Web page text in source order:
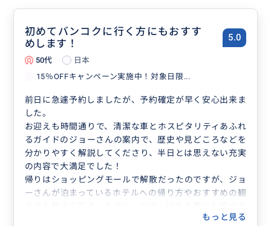
初めてバンコクに行く方にもおすす
めします！
5.0
50代
日本
15％OFFキャンペーン実施中！対象日限...
前日に急遽予約しましたが、予約確定が早く安心出来ま
した。
お迎えも時間通りで、清潔な車とホスピタリティあふれ
るガイドのジョーさんの案内で、歴史や見どころなどを
分かりやすく解説してくださり、半日とは思えない充実
の内容で大満足でした！
帰りはショッピングモールで解散だったのですが、ジョ
ーさんが泊まっているホテルへの帰り方やおすすめの観
に対応してくださって、初めてのバンコクでしたが、と
もっと見る